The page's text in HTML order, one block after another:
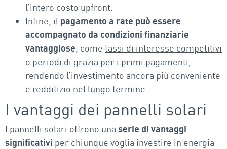
l’intero costo upfront.
Infine, il pagamento a rate può essere
accompagnato da condizioni finanziarie
vantaggiose , come tassi di interesse competitivi
o periodi di grazia per i primi pagamenti
rendendo l’investimento ancora più conveniente
e redditizio nel lungo termine.
I vantaggi dei pannelli solari
I pannelli solari offrono una serie di vantaggi
significativi per chiunque voglia investire in energia